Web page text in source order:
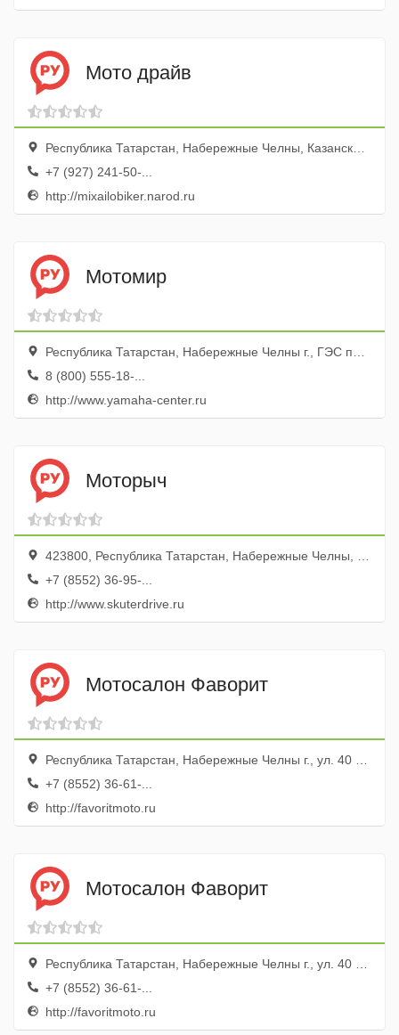
Мото драйв
Республика Татарстан, Набережные Челны, Казанский просп., 232, стр. 6
+7 (927) 241-50-...
http://mixailobiker.narod.ru
Мотомир
Республика Татарстан, Набережные Челны г., ГЭС пос., Есенина пер., 4
8 (800) 555-18-...
http://www.yamaha-center.ru
Моторыч
423800, Республика Татарстан, Набережные Челны, ул. Машиностроительная, 75, ТЦ Мегастрой
+7 (8552) 36-95-...
http://www.skuterdrive.ru
Мотосалон Фаворит
Республика Татарстан, Набережные Челны г., ул. 40 лет Победы, Гаражный кооператив Профсоюзный, бокс 128
+7 (8552) 36-61-...
http://favoritmoto.ru
Мотосалон Фаворит
Республика Татарстан, Набережные Челны г., ул. 40 лет Победы, 84б
+7 (8552) 36-61-...
http://favoritmoto.ru